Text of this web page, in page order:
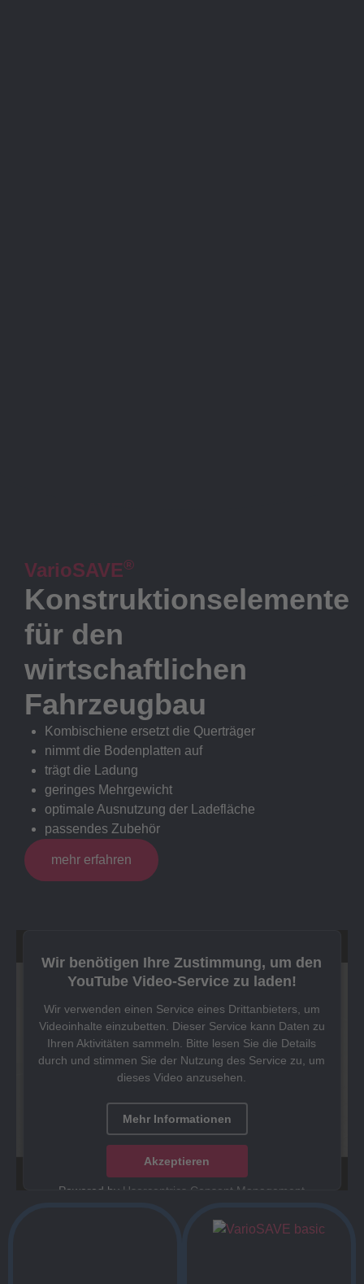
VarioSAVE®
Konstruktionselemente
für den
wirtschaftlichen
Fahrzeugbau
Kombischiene ersetzt die Querträger
nimmt die Bodenplatten auf
trägt die Ladung
geringes Mehrgewicht
optimale Ausnutzung der Ladefläche
passendes Zubehör
mehr erfahren
Wir benötigen Ihre Zustimmung, um den
YouTube Video-Service zu laden!
Wir verwenden einen Service eines Drittanbieters, um
Videoinhalte einzubetten. Dieser Service kann Daten zu
Ihren Aktivitäten sammeln. Bitte lesen Sie die Details
durch und stimmen Sie der Nutzung des Service zu, um
dieses Video anzusehen.
Mehr Informationen
Akzeptieren
Powered by Usercentrics Consent Management